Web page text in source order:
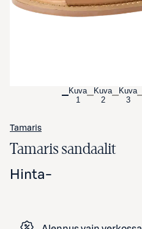
Kuva
1
Kuva
2
Kuva
3
Tamaris
Tamaris sandaalit
Hinta-